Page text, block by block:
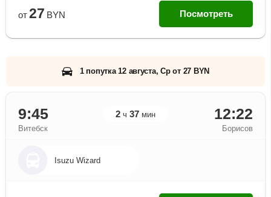
от 27 BYN Посмотреть
1 попутка 12 августа, Ср от 27 BYN
9:45 2 ч 37 мин 12:22
Витебск Борисов
Isuzu Wizard